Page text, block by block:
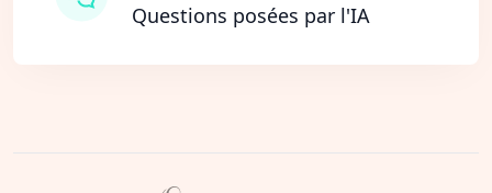
Questions posées par l'IA